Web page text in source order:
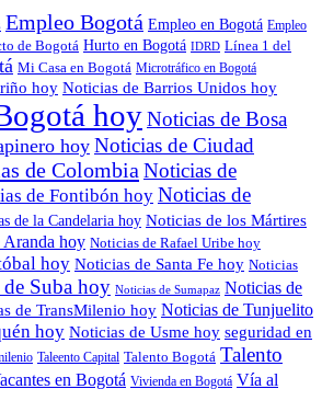
Empleo Bogotá Empleo en Bogotá Empleo
de Bogotá Hurto en Bogotá IDRD Línea 1 del
Mi Casa en Bogotá Microtráfico en Bogotá
hoy Noticias de Barrios Unidos hoy
hoyNoticias de Bosa
hoy Noticias de Ciudad
de Colombia Noticias de
de Fontibón hoy Noticias de
de la Candelaria hoy Noticias de los Mártires
Aranda hoy Noticias de Rafael Uribe hoy
hoy Noticias de Santa Fe hoy Noticias
Suba hoy Noticias de Sumapaz Noticias de
de TransMilenio hoy Noticias de Tunjuelito
hoy Noticias de Usme hoy seguridad en
Taleento Capital Talento Bogotá Talento
en Bogotá Vivienda en Bogotá Vía al